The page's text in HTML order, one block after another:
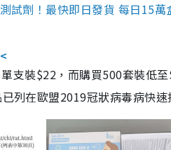
試劑！最快即日發貨 每日15萬
支裝$22，而購買500套裝低
列在歐盟2019冠狀病毒病快速